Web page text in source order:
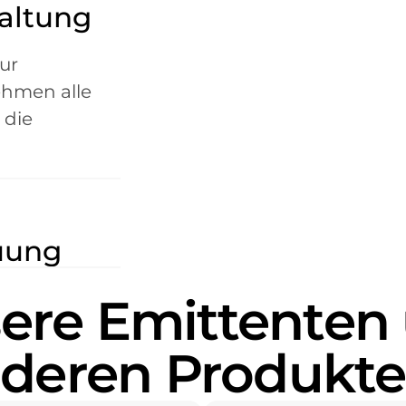
für
sowie
alle
deren Produkte